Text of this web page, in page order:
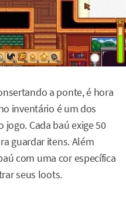
a ponte, é hora
inventário é um dos
Cada baú exige 50
guardar itens. Além
com uma cor específica
seus loots.